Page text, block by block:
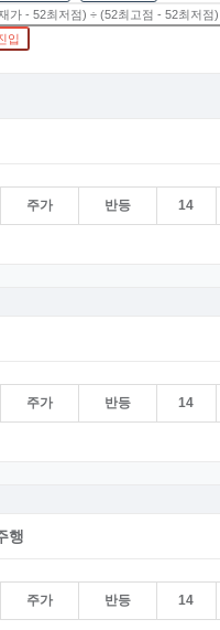
가 - 52최저점) ÷ (52최고점 - 52최저점)
입
주가 반등 14
주가 반등 14
행
주가 반등 14